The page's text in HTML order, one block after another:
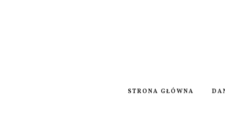
STRONA GŁÓWNA